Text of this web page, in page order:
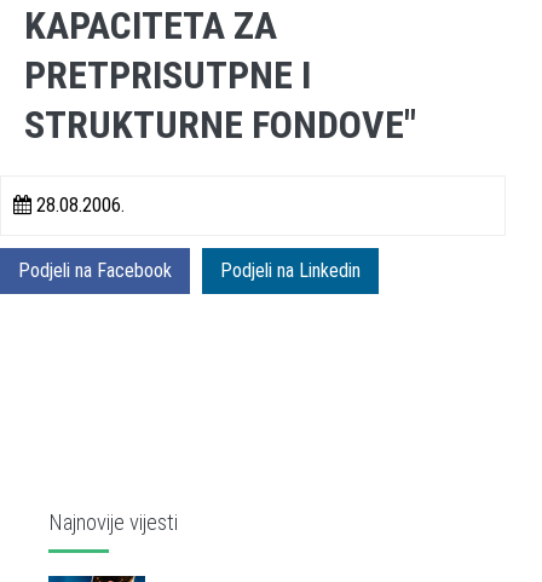
KAPACITETA ZA
PRETPRISUTPNE I
STRUKTURNE FONDOVE"
28.08.2006.
Podjeli na Facebook Podjeli na Linkedin
Najnovije vijesti